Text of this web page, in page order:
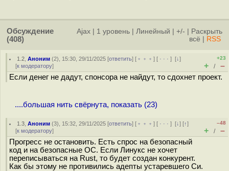
Обсуждение
(408)
Ajax 1 уровень Линейный +/-
Раскрыть
всё
RSS
1.2 ,Аноним (2), 15:30, 29/11/2025 [ответить] [ ﹢﹢﹢] [ · · ·][↓]
[к модератору]
+23
+ / –
Если денег не дадут, спонсора не найдут, то сдохнет проект.
....большая нить свёрнута, показать (23)
1.3 ,Аноним (3), 15:32, 29/11/2025 [ответить] [ ﹢﹢﹢] [ · · ·][↓] [↑]
[к модератору]
–48
+ / –
Прогресс не остановить. Есть спрос на безопасный
код и на безопасные ОС. Если Линукс не хочет
переписываться на Rust, то будет создан конкурент.
Как бы этому не противились адепты устаревшего Си.